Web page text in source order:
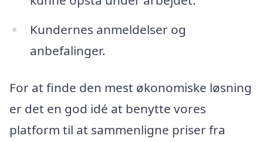
Kundernes anmeldelser og
anbefalinger.
For at finde den mest økonomiske løsning
er det en god idé at benytte vores
platform til at sammenligne priser fra